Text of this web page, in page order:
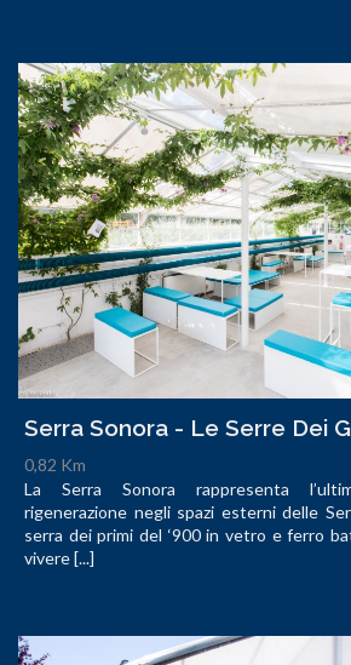
Serra Sonora - Le Serre Dei
0,82 Km
La Serra Sonora rappresenta
rigenerazione negli spazi esterni delle
serra dei primi del ‘900 in vetro e ferro
vivere [...]